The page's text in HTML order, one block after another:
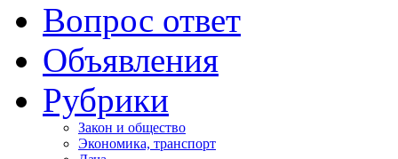
Вопрос ответ
Объявления
Рубрики
Закон и общество
Экономика, транспорт